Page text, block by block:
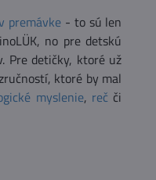
premávke- to sú len
no pre detskú
Pre detičky, ktoré už
ktoré by mal
myslenie, rečči